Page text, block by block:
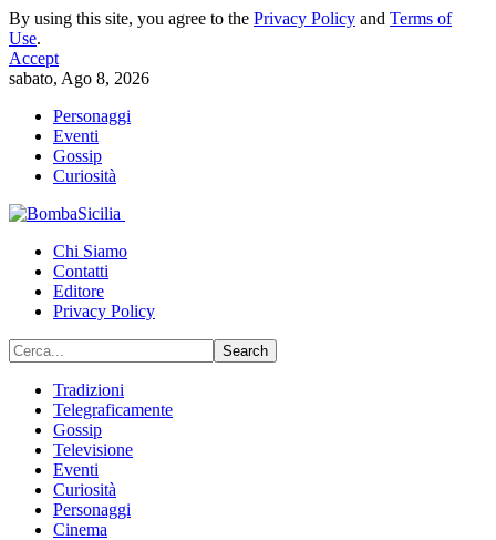
By using this site, you agree to the Privacy Policy and Terms of
Use.
Accept
sabato, Ago 8, 2026
Personaggi
Eventi
Gossip
Curiosità
Chi Siamo
Contatti
Editore
Privacy Policy
Tradizioni
Telegraficamente
Gossip
Televisione
Eventi
Curiosità
Personaggi
Cinema